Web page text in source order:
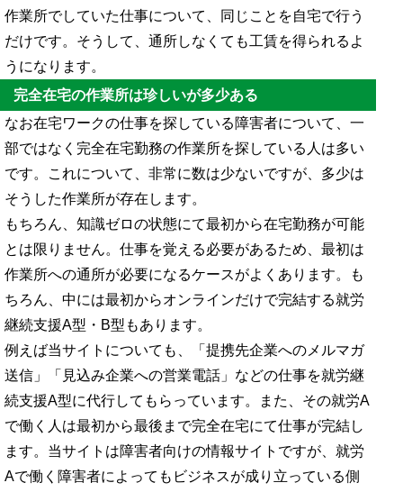
作業所でしていた仕事について、同じことを自宅で行う
だけです。そうして、通所しなくても工賃を得られるよ
うになります。
完全在宅の作業所は珍しいが多少ある
なお在宅ワークの仕事を探している障害者について、一
部ではなく完全在宅勤務の作業所を探している人は多い
です。これについて、非常に数は少ないですが、多少は
そうした作業所が存在します。
もちろん、知識ゼロの状態にて最初から在宅勤務が可能
とは限りません。仕事を覚える必要があるため、最初は
作業所への通所が必要になるケースがよくあります。も
ちろん、中には最初からオンラインだけで完結する就労
継続支援A型・B型もあります。
例えば当サイトについても、「提携先企業へのメルマガ
送信」「見込み企業への営業電話」などの仕事を就労継
続支援A型に代行してもらっています。また、その就労A
で働く人は最初から最後まで完全在宅にて仕事が完結し
ます。当サイトは障害者向けの情報サイトですが、就労
Aで働く障害者によってもビジネスが成り立っている側